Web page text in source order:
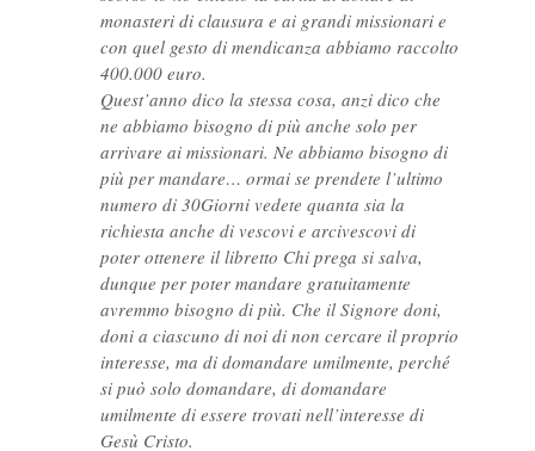
monasteri di clausura e ai grandi missionari e
con quel gesto di mendicanza abbiamo raccolto
400.000 euro.
Quest’anno dico la stessa cosa, anzi dico che
ne abbiamo bisogno di più anche solo per
arrivare ai missionari. Ne abbiamo bisogno di
più per mandare… ormai se prendete l’ultimo
numero di 30Giorni vedete quanta sia la
richiesta anche di vescovi e arcivescovi di
poter ottenere il libretto Chi prega si salva,
dunque per poter mandare gratuitamente
avremmo bisogno di più. Che il Signore doni,
doni a ciascuno di noi di non cercare il proprio
interesse, ma di domandare umilmente, perché
si può solo domandare, di domandare
umilmente di essere trovati nell’interesse di
Gesù Cristo.